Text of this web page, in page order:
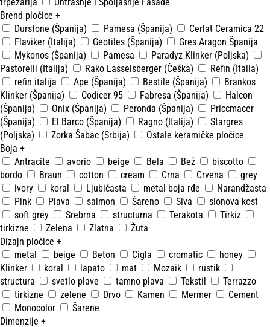
Brend pločice +
Durstone (Španija)
Pamesa (Španija)
Cerlat Ceramica 22
Flaviker (Italija)
Geotiles (Španija)
Gres Aragon Španija
Mykonos (Španija)
Pamesa
Paradyz Klinker (Poljska)
Pastorelli (Italija)
Rako Lasselsberger (Češka)
Refin (Italia)
refin italija
Ape (Španija) Bestile (Španija)
Brankos
Klinker (Španija)
Codicer 95 Fabresa (Španija)
Halcon
(Španija)
Onix (Španija) Peronda (Španija)
Priccmacer
(Španija)
El Barco (Španija) Ragno (Italija)
Stargres
(Poljska)
Zorka Šabac (Srbija)
Ostale keramičke pločice
Boja +
Antracite
avorio beige Bela Bež
biscotto
bordo
Braun cotton cream Crna Crvena
grey
ivory
koral Ljubičasta metal boja rđe
Narandžasta
Pink
Plava salmon Šareno Siva
slonova kost
soft grey
Srebrna structurna Terakota
Tirkiz
tirkizne
Zelena Zlatna
Žuta
Dizajn pločice +
metal
beige Beton Cigla cromatic
honey
Klinker
koral lapato mat Mozaik
rustik
structura
svetlo plave tamno plava Tekstil
Terrazzo
tirkizne
zelene Drvo Kamen Mermer
Cement
Monocolor
Šarene
Dimenzije +